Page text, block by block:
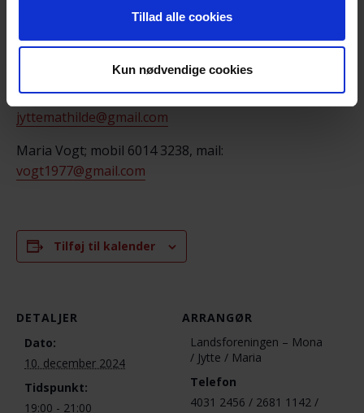
Tillad alle cookies
Kun nødvendige cookies
På vegne af efterladte.dk
Mona Dastrup, mobil: 4031 2456,
mndastrup@gmail.com
Jytte Olesen, mobil: 2681 1142, mail:
jyttemathilde@gmail.com
Maria Vogt; mobil 6014 3238, mail:
vogt1977@gmail.com
Tilføj til kalender
DETALJER
Dato:
10. december 2024
Tidspunkt:
19:00 - 21:00
ARRANGØR
Landsforeningen – Mona
/ Jytte / Maria
Telefon
4031 2456 / 2681 1142 /